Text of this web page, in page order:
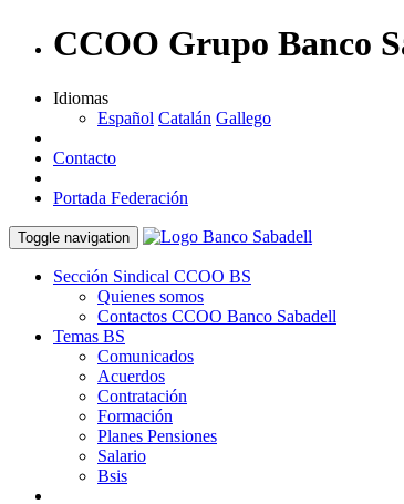
CCOO Grupo Banco
Idiomas
Español Catalán Gallego
Contacto
Portada Federación
Toggle navigation
Sección Sindical CCOO BS
Quienes somos
Contactos CCOO Banco Sabadell
Temas BS
Comunicados
Acuerdos
Contratación
Formación
Planes Pensiones
Salario
Bsis